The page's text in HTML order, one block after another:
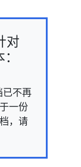
对
不再
一份
，请